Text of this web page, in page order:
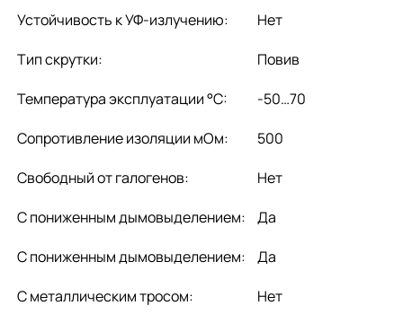
Устойчивость к УФ-излучению:
Нет
Тип скрутки:
Повив
Температура эксплуатации °C:
-50…70
Сопротивление изоляции мОм:
500
Свободный от галогенов:
Нет
С пониженным дымовыделением:
Да
С пониженным дымовыделением:
Да
С металлическим тросом:
Нет